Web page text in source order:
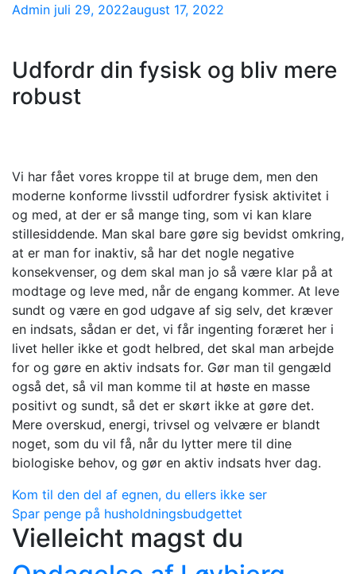
Admin juli 29, 2022august 17, 2022
Udfordr din fysisk og bliv mere
robust
Vi har fået vores kroppe til at bruge dem, men den
moderne konforme livsstil udfordrer fysisk aktivitet i
og med, at der er så mange ting, som vi kan klare
stillesiddende. Man skal bare gøre sig bevidst omkring,
at er man for inaktiv, så har det nogle negative
konsekvenser, og dem skal man jo så være klar på at
modtage og leve med, når de engang kommer. At leve
sundt og være en god udgave af sig selv, det kræver
en indsats, sådan er det, vi får ingenting foræret her i
livet heller ikke et godt helbred, det skal man arbejde
for og gøre en aktiv indsats for. Gør man til gengæld
også det, så vil man komme til at høste en masse
positivt og sundt, så det er skørt ikke at gøre det.
Mere overskud, energi, trivsel og velvære er blandt
noget, som du vil få, når du lytter mere til dine
biologiske behov, og gør en aktiv indsats hver dag.
Indlægsnavigation
Kom til den del af egnen, du ellers ikke ser
Spar penge på husholdningsbudgettet
Vielleicht magst du